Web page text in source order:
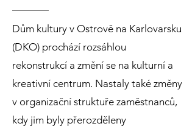
Dům kultury v Ostrově na Karlovarsku
(DKO) prochází rozsáhlou
rekonstrukcí a změní se na kulturní a
kreativní centrum. Nastaly také změny
v organizační struktuře zaměstnanců,
kdy jim byly přerozděleny